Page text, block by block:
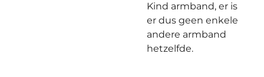
Kind armband, er is
er dus geen enkele
andere armband
hetzelfde.